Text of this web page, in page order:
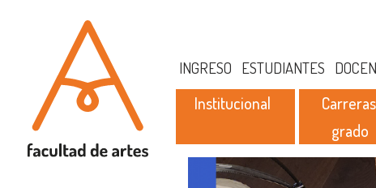
INGRESO ESTUDIANTES
Institucional
grado